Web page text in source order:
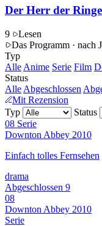
Der Herr der
9
Lesen
Das Programm · nach
Typ
Alle Anime Serie Film
Status
Alle Abgeschlossen
Mit Rezension
Typ
Status
08 Serie
Downton Abbey 2010
Einfach tolles Fernsehen
drama
Abgeschlossen 9
08
Downton Abbey 2010
Serie